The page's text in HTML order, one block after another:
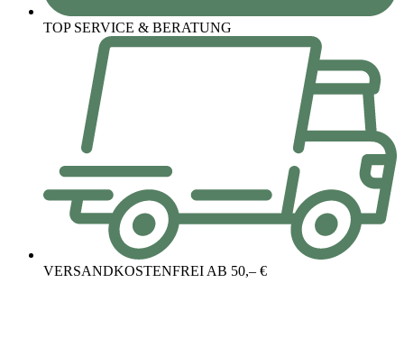
TOP SERVICE & BERATUNG
VERSANDKOSTENFREI AB 50,– €